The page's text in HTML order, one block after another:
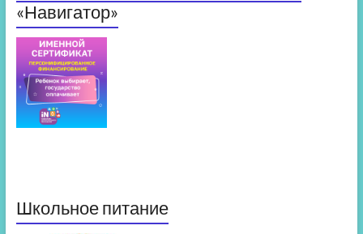
«Навигатор»
Школьное питание